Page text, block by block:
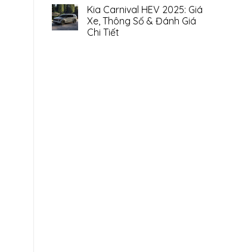
Kia Carnival HEV 2025: Giá
Xe, Thông Số & Đánh Giá
Chi Tiết